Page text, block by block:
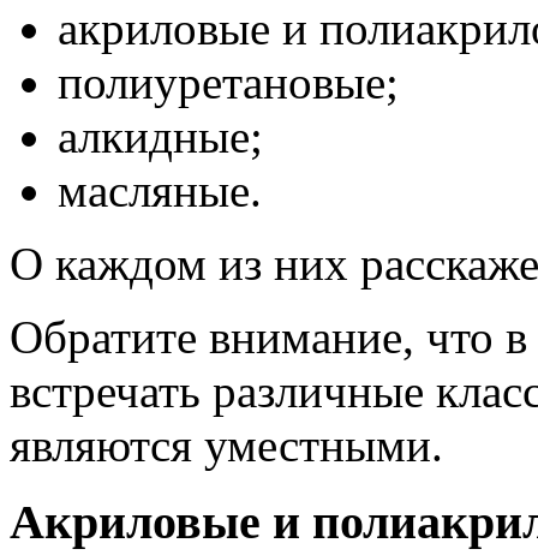
акриловые и
полиуретановые;
алкидные;
масляные.
О каждом из них
Обратите внимание, что
встречать различные
являются уместными.
Акриловые и